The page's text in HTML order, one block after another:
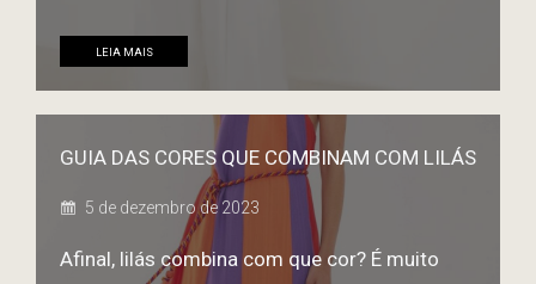
LEIA MAIS
GUIA DAS CORES QUE COMBINAM COM LILÁS
5 de dezembro de 2023
Afinal, lilás combina com que cor? É muito